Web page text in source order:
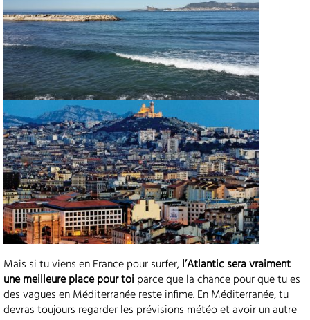
Mais si tu viens en France pour surfer,l’Atlantic sera vraiment
une meilleure place pour toi parce que la chance pour que tu es
des vagues en Méditerranée reste infime. En Méditerranée, tu
devras toujours regarder les prévisions météo et avoir un autre